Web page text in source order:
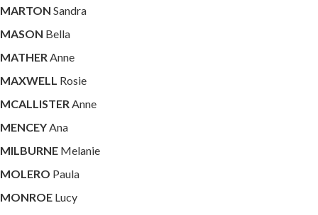
MARTON Sandra
MASON Bella
MATHERAnne
MAXWELL Rosie
MCALLISTERAnne
MENCEYAna
MILBURNE Melanie
MOLERO Paula
MONROE Lucy